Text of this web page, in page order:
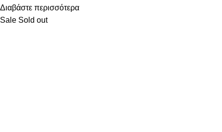
Διαβάστε περισσότερα
Sale Sold out